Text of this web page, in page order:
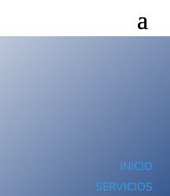
INICIO
SERVICIOS